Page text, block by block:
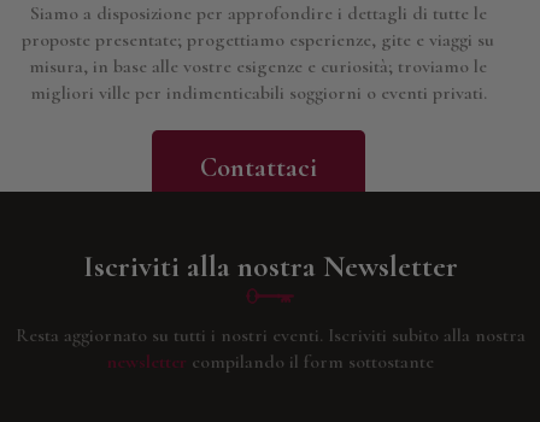
Siamo a disposizione per approfondire i dettagli di tutte le
proposte presentate; progettiamo esperienze, gite e viaggi su
misura, in base alle vostre esigenze e curiosità; troviamo le
migliori ville per indimenticabili soggiorni o eventi privati.
Contattaci
Iscriviti alla nostra Newsletter
Resta aggiornato su tutti i nostri eventi. Iscriviti subito alla nostra
newsletter compilando il form sottostante